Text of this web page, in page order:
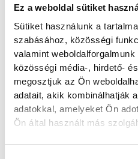
Ez a weboldal sütiket
Sütiket használunk a
szabásához, közösségi
valamint
közösségi média-, hirdető-
megosztjuk az Ön
adatait, akik kombinálhatják
adatokkal, amelyeket Ön
Ön által használt más